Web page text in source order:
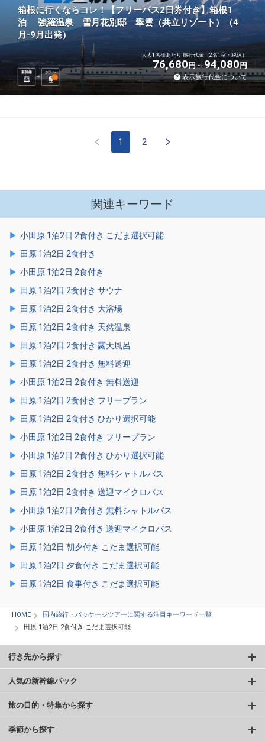
箱根に行くならコレ！【フリーパス2日券付き】箱根1
泊 強羅温泉 雪月花別邸 翠雲（共立リゾート）（4
月-9月出発）
新幹線
ホテル
1 泊
大人1名様あたり 旅行代金（2名1室・税込）
76,680円 94,080円
表示旅行代金について
1 2
関連キーワード
小田原 1泊2日 2食付き こだま選択可能
田原 1泊2日 2食付き
小田原 1泊2日 2食付き
田原 1泊2日 2食付き サウナ
田原 1泊2日 2食付き 大浴場
田原 1泊2日 2食付き 天然温泉
田原 1泊2日 2食付き 露天風呂
田原 1泊2日 2食付き 無料送迎
小田原 1泊2日 2食付き 無料送迎
田原 1泊2日 2食付き フリープラン
田原 1泊2日 2食付き ひかり選択可能
小田原 1泊2日 2食付き フリープラン
小田原 1泊2日 2食付き ひかり選択可能
田原 1泊2日 2食付き 無料シャトルバス
田原 1泊2日 2食付き 送迎マイクロバス
小田原 1泊2日 2食付き 無料シャトルバス
小田原 1泊2日 2食付き 送迎マイクロバス
田原 1泊2日 朝夕付き こだま選択可能
田原 1泊2日 夕食付き こだま選択可能
田原 1泊2日 食事付き こだま選択可能
HOME
国内旅行・パッケージツアーに関する注目キーワード一覧
田原 1泊2日 2食付き こだま選択可能
行き先から探す
人気の新幹線パック
旅の目的・特集から探す
季節から探す